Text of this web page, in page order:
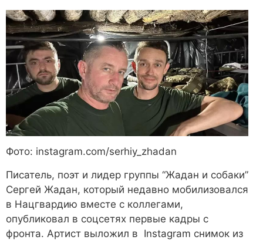
Фото: instagram.com/serhiy_zhadan
Писатель, поэт и лидер группы “Жадан и собаки”
Сергей Жадан, который недавно мобилизовался
в Нацгвардию вместе с коллегами,
опубликовал в соцсетях первые кадры с
фронта. Артист выложил в Instagram cнимок из